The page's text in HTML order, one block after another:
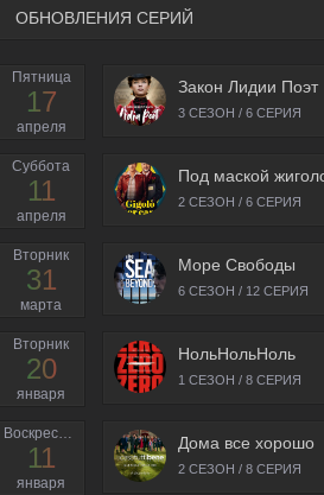
ОБНОВЛЕНИЯ СЕРИЙ
Пятница
17
апреля
Закон Лидии Поэт
3 СЕЗОН / 6 СЕРИЯ
Суббота
11
апреля
Под маской
2 СЕЗОН / 6 СЕРИЯ
Вторник
31
марта
Море Свободы
6 СЕЗОН / 12 СЕРИЯ
Вторник
20
января
НольНольНоль
1 СЕЗОН / 8 СЕРИЯ
Воскресенье
11
января
Дома все хорошо
2 СЕЗОН / 8 СЕРИЯ